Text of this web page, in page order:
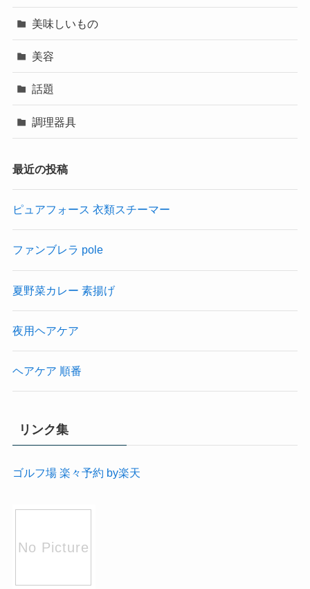
美味しいもの
美容
話題
調理器具
最近の投稿
ピュアフォース 衣類スチーマー
ファンブレラ pole
夏野菜カレー 素揚げ
夜用ヘアケア
ヘアケア 順番
リンク集
ゴルフ場 楽々予約 by楽天